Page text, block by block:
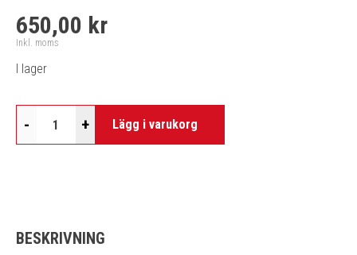
650,00 kr
Inkl. moms
I lager
- + Lägg i varukorg
BESKRIVNING